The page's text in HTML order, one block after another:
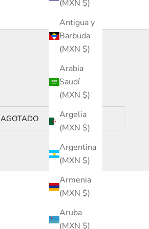
(MXN $)
Antigua y
Barbuda
(MXN $)
Arabia
Saudí
(MXN $)
Argelia
(MXN $)
Argentina
(MXN $)
Armenia
(MXN $)
Aruba
(MXN $)
AGOTADO